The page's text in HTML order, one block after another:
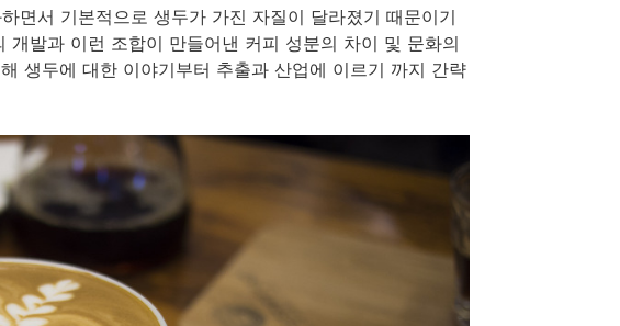
면서 기본적으로 생두가 가진 자질이 달라졌기 때문이기
발과 이런 조합이 만들어낸 커피 성분의 차이 및 문화의
생두에 대한 이야기부터 추출과 산업에 이르기 까지 간략